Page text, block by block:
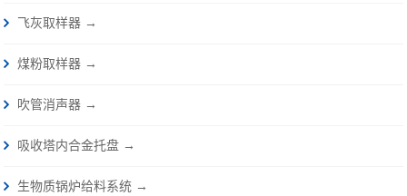
飞灰取样器 →
煤粉取样器 →
吹管消声器 →
吸收塔内合金托盘 →
生物质锅炉给料系统 →